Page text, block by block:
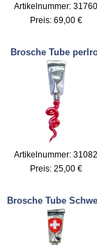
Artikelnummer: 31760
Preis: 69,00 €
Brosche Tube
Artikelnummer: 31082
Preis: 25,00 €
Brosche Tube